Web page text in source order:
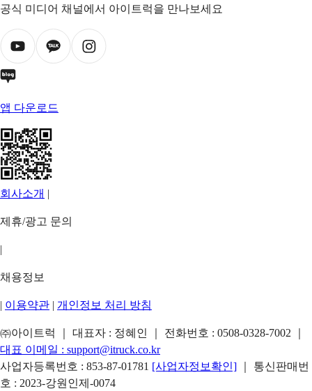
공식 미디어 채널에서 아이트럭을 만나보세요
앱 다운로드
회사소개 |
제휴/광고 문의
|
채용정보
| 이용약관 | 개인정보 처리 방침
㈜아이트럭 ｜ 대표자 : 정혜인 ｜ 전화번호 : 0508-0328-7002
대표 이메일 : support@itruck.co.kr
사업자등록번호 : 853-87-01781 [사업자정보확인]
｜ 통신판매번
호 : 2023-강원인제-0074